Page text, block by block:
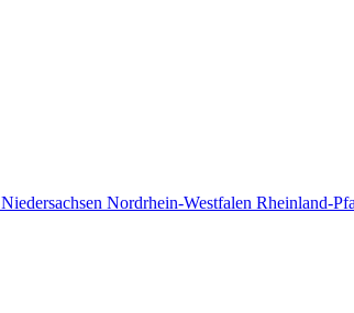
Niedersachsen Nordrhein-Westfalen Rheinland-